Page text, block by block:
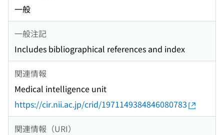
一般
一般注記
Includes bibliographical references and index
関連情報
Medical intelligence unit
https://cir.nii.ac.jp/crid/1971149384846080783
関連情報（URI）